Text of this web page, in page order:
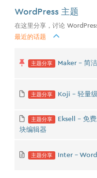
WordPress 主题
在这里分享，讨论
最近的话题
主题分享 Maker - 简
主题分享 Koji - 轻量
主题分享
Eksell - 免
块编辑器
主题分享 Inter -